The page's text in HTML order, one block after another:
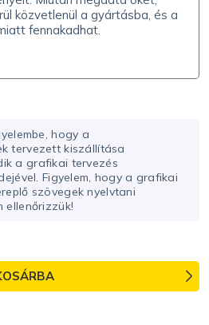
hogy a
tervezett kiszállítása
a grafikai tervezés
Figyelem, hogy a grafikai
szövegek nyelvtani
ellenőrizzük!